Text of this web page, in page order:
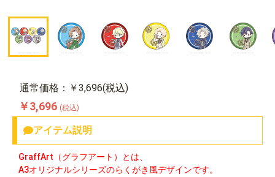
通常価格：￥3,696(税込)
￥3,696 (税込)
アイテム説明
GraffArt（グラフアート）とは、
A3オリジナルシリーズのらくがき風デザインです。